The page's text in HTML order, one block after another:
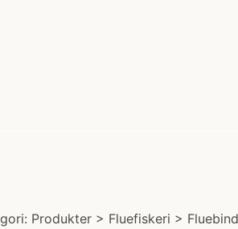
Produkter > Fluefiskeri >